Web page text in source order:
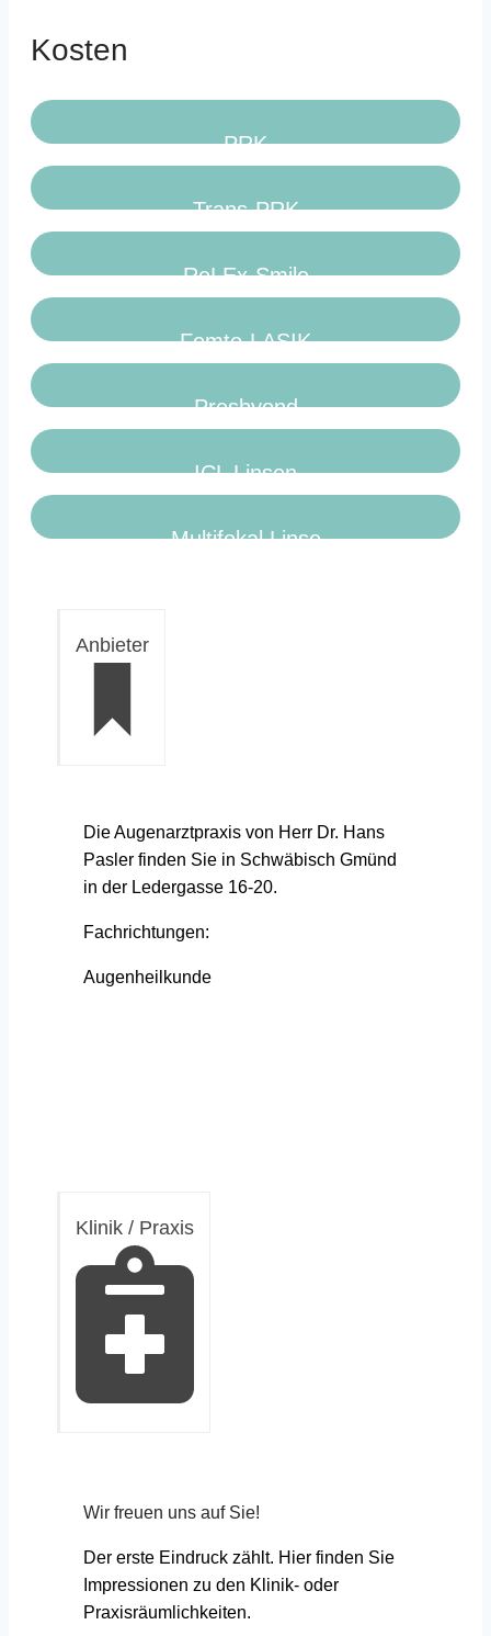
Kosten
PRK
Trans-PRK
ReLEx-Smile
Femto-LASIK
Presbyond
ICL Linsen
Multifokal Linse
Anbieter
Die Augenarztpraxis von Herr Dr. Hans
Pasler finden Sie in Schwäbisch Gmünd
in der Ledergasse 16-20.
Fachrichtungen:
Augenheilkunde
Klinik / Praxis
Wir freuen uns auf Sie!
Der erste Eindruck zählt. Hier finden Sie
Impressionen zu den Klinik- oder
Praxisräumlichkeiten.